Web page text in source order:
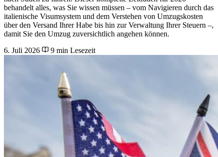
behandelt alles, was Sie wissen müssen – vom Navigieren durch das
italienische Visumsystem und dem Verstehen von Umzugskosten
über den Versand Ihrer Habe bis hin zur Verwaltung Ihrer Steuern –,
damit Sie den Umzug zuversichtlich angehen können.
6. Juli 2026
9 min Lesezeit